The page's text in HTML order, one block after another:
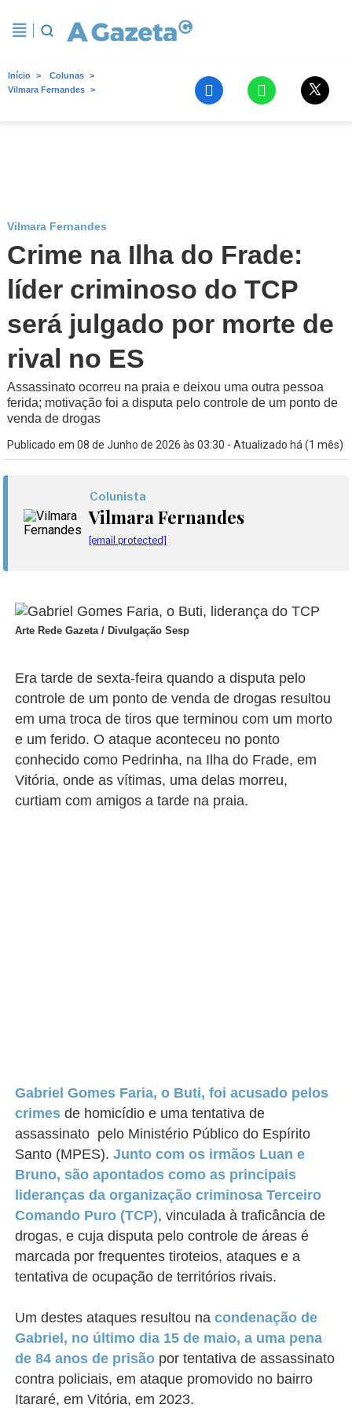
Início
Colunas
Vilmara Fernandes
Vilmara Fernandes
Crime na Ilha do Frade:
líder criminoso do TCP
será julgado por morte de
rival no ES
Assassinato ocorreu na praia e deixou uma outra pessoa
ferida; motivação foi a disputa pelo controle de um ponto de
venda de drogas
Publicado em 08 de Junho de 2026 às 03:30 - Atualizado há (1 mês)
Colunista
Vilmara Fernandes
[email protected]
Arte Rede Gazeta / Divulgação Sesp
Era tarde de sexta-feira quando a disputa pelo
controle de um ponto de venda de drogas resultou
em uma troca de tiros que terminou com um morto
e um ferido. O ataque aconteceu no ponto
conhecido como Pedrinha, na Ilha do Frade, em
Vitória, onde as vítimas, uma delas morreu,
curtiam com amigos a tarde na praia.
Gabriel Gomes Faria, o Buti, foi acusado pelos
crimesde homicídio e uma tentativa de
assassinato pelo Ministério Público do Espírito
Santo (MPES). Junto com os irmãos Luan e
Bruno, são apontados como as principais
lideranças da organização criminosa Terceiro
Comando Puro (TCP), vinculada à traficância de
drogas, e cuja disputa pelo controle de áreas é
marcada por frequentes tiroteios, ataques e a
tentativa de ocupação de territórios rivais.
Um destes ataques resultou nacondenação de
Gabriel, no último dia 15 de maio, a uma pena
de 84 anos de prisão por tentativa de assassinato
contra policiais, em ataque promovido no bairro
Itararé, em Vitória, em 2023.